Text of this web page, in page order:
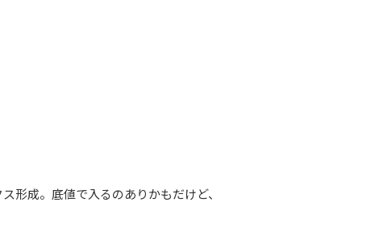
成。底値で入るのありかもだけど、